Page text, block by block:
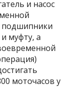
и насос
подшипники
муфту, а
моточасов у